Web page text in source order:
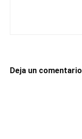
Deja un comentario